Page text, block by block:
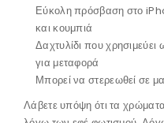
Εύκολη πρόσβαση στο
και κουμπιά
Δαχτυλίδι που
για μεταφορά
Μπορεί να στερεωθεί σε
Λάβετε υπόψη ότι τα